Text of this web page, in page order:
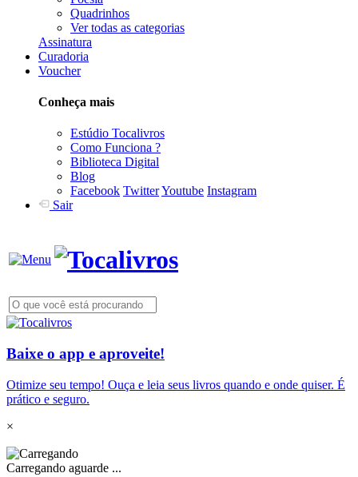
Quadrinhos
Ver todas as categorias
Assinatura
Curadoria
Voucher
Conheça mais
Estúdio Tocalivros
Como Funciona ?
Biblioteca Digital
Blog
Facebook TwitterYoutube Instagram
Sair
Baixe o app e aproveite!
Otimize seu tempo! Ouça e leia seus livros quando e onde quiser. É
prático e seguro.
×
Carregando aguarde ...